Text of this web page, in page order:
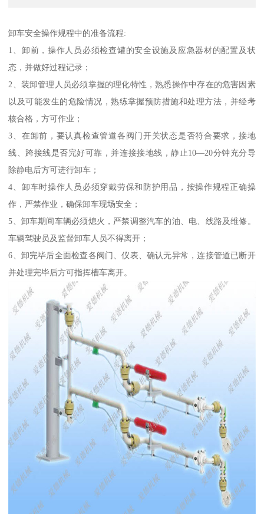
卸车安全操作规程中的准备流程:
1、卸前，操作人员必须检查罐的安全设施及应急器材的配置及状
态，并做好过程记录；
2、装卸管理人员必须掌握的理化特性，熟悉操作中存在的危害因素
以及可能发生的危险情况，熟练掌握预防措施和处理方法，并经考
核合格，方可作业；
3、在卸前，要认真检查管道各阀门开关状态是否符合要求，接地
线、跨接线是否完好可靠，并连接接地线，静止10—20分钟充分导
除静电后方可进行卸车；
4、卸车时操作人员必须穿戴劳保和防护用品，按操作规程正确操
作，严禁作业，确保卸车现场安全；
5、卸车期间车辆必须熄火，严禁调整汽车的油、电、线路及维修。
车辆驾驶员及监督卸车人员不得离开；
6、卸完毕后全面检查各阀门、仪表、确认无异常，连接管道已断开
并处理完毕后方可指挥槽车离开。